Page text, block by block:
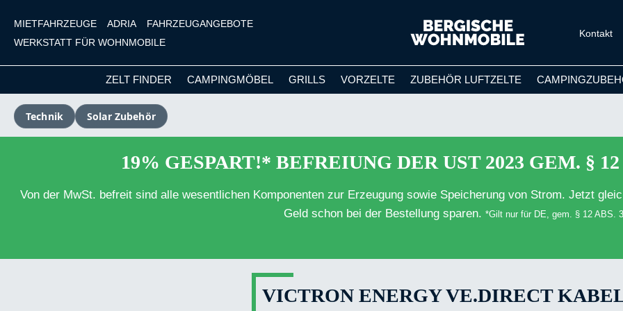
Hauptinhalt springen
Zur Suche springen
Zur Hauptnavigation springen
MIETFAHRZEUGE ADRIA
FAHRZEUGANGEBOTE
WERKSTATT FÜR WOHNMOBILE
Kontakt
ZELT FINDER CAMPINGMÖBEL GRILLS VORZELTE ZUBEHÖR LUFTZELTE
Technik Solar Zubehör
19% GESPART!* BEFREIUNG DER UST 2023 GEM. §
Von der MwSt. befreit sind alle wesentlichen Komponenten zur Erzeugung sowie Speicherung von Strom. Jetzt
Geld schon bei der Bestellung sparen. *Gilt nur für DE, gem. § 12 ABS.
VICTRON ENERGY VE.DIRECT